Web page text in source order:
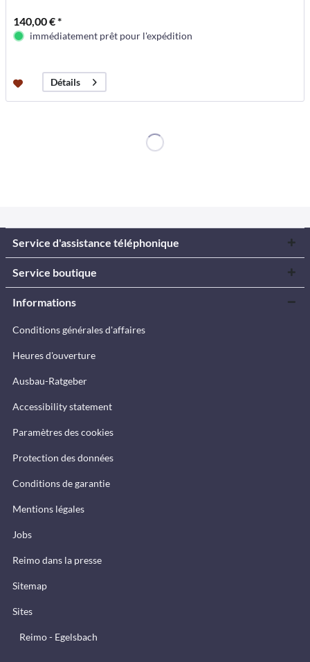
140,00 € *
immédiatement prêt pour l'expédition
Détails
Service d'assistance téléphonique
Service boutique
Informations
Conditions générales d'affaires
Heures d'ouverture
Ausbau-Ratgeber
Accessibility statement
Paramètres des cookies
Protection des données
Conditions de garantie
Mentions légales
Jobs
Reimo dans la presse
Sitemap
Sites
Reimo - Egelsbach